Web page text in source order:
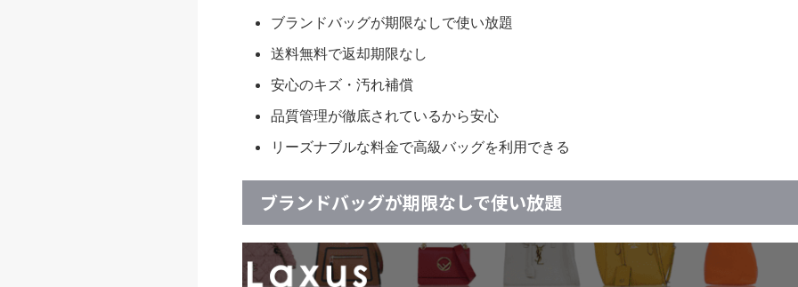
ブランドバッグが期限なしで使い放題
送料無料で返却期限なし
安心のキズ・汚れ補償
品質管理が徹底されているから安心
リーズナブルな料金で高級バッグを利用できる
ブランドバッグが期限なしで使い放題